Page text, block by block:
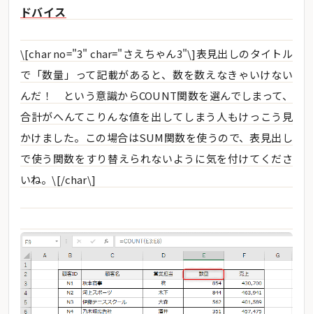
ドバイス
\[char no="3" char="さえちゃん3"\]表見出しのタイトル
で「数量」って記載があると、数を数えなきゃいけない
んだ！ という意識からCOUNT関数を選んでしまって、
合計がへんてこりんな値を出してしまう人もけっこう見
かけました。この場合はSUM関数を使うので、表見出し
で使う関数をすり替えられないように気を付けてくださ
いね。\[/char\]